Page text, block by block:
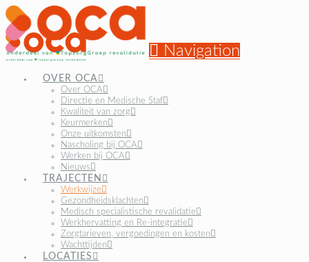
Navigation
OVER OCA
Over OCA
Directie en Medische Staf
Kwaliteit van zorg
Keurmerken
Onze uitkomsten
Nascholing bij OCA
Werken bij OCA
Nieuws
TRAJECTEN
Werkwijze
Gezondheidsklachten
Medisch specialistische revalidatie
Werkhervatting en Re-integratie
Zorgtarieven, vergoedingen en kosten
Wachttijden
LOCATIES